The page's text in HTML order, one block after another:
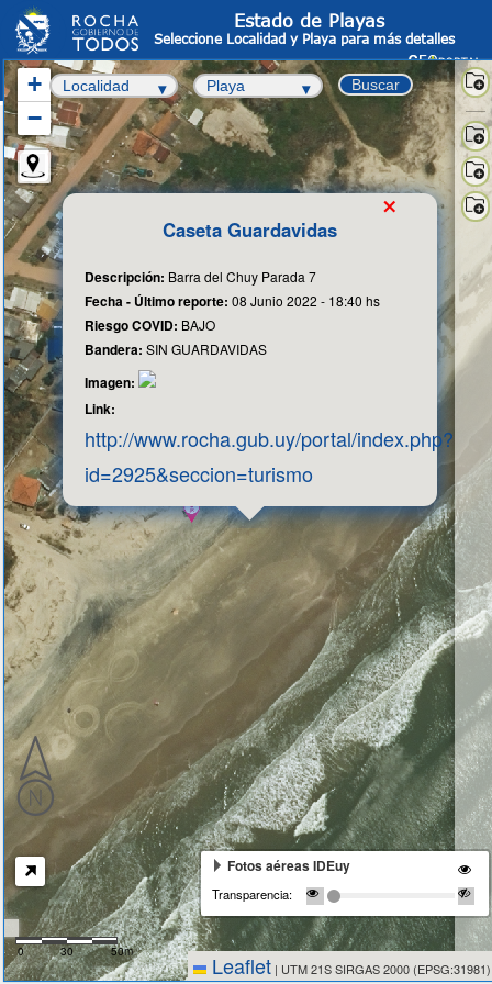
Estado de Playas
Seleccione Localidad y Playa para más detalles
Buscar
Caseta Guardavidas
Descripción: Barra del Chuy Parada 7
Fecha - Último reporte:08 Junio 2022 - 18:40 hs
Riesgo COVID: BAJO
Bandera:SIN GUARDAVIDAS
Imagen:
Link:
http://www.rocha.gub.uy/portal/index.php?
id=2925&seccion=turismo
×
+
−
-
0 30 50m
Fotos aéreas IDEuy
Transparencia:
Leaflet | UTM 21S SIRGAS 2000 (EPSG:31981)